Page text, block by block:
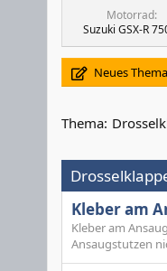
Motorrad
Suzuki GSX-R
Neues
Thema:
Kleber am
Kleber am
Ansaugstutzen